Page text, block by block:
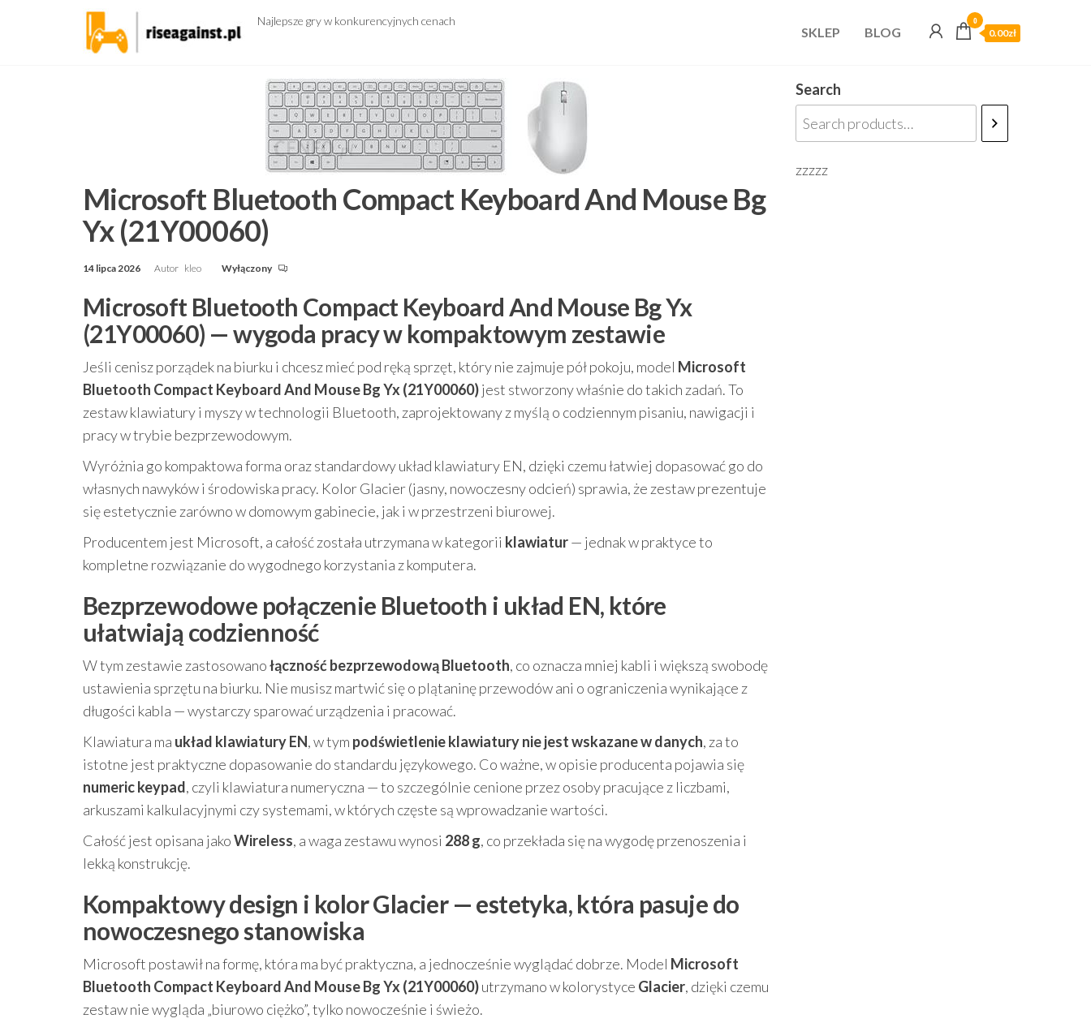
Najlepsze gry w konkurencyjnych cenach
SKLEP BLOG
0
0.00zł
Microsoft Bluetooth Compact Keyboard And Mouse Bg
Yx (21Y00060)
14 lipca 2026 Autor kleo Wyłączony
Microsoft Bluetooth Compact Keyboard And Mouse Bg Yx
(21Y00060) — wygoda pracy w kompaktowym zestawie
Jeśli cenisz porządek na biurku i chcesz mieć pod ręką sprzęt, który nie zajmuje pół pokoju, model Microsoft
Bluetooth Compact Keyboard And Mouse Bg Yx (21Y00060)jest stworzony właśnie do takich zadań. To
zestaw klawiatury i myszy w technologii Bluetooth, zaprojektowany z myślą o codziennym pisaniu, nawigacji i
pracy w trybie bezprzewodowym.
Wyróżnia go kompaktowa forma oraz standardowy układ klawiatury EN, dzięki czemu łatwiej dopasować go do
własnych nawyków i środowiska pracy. Kolor Glacier (jasny, nowoczesny odcień) sprawia, że zestaw prezentuje
się estetycznie zarówno w domowym gabinecie, jak i w przestrzeni biurowej.
Producentem jest Microsoft, a całość została utrzymana w kategorii klawiatur— jednak w praktyce to
kompletne rozwiązanie do wygodnego korzystania z komputera.
Bezprzewodowe połączenie Bluetooth i układ EN, które
ułatwiają codzienność
W tym zestawie zastosowanołączność bezprzewodową Bluetooth, co oznacza mniej kabli i większą swobodę
ustawienia sprzętu na biurku. Nie musisz martwić się o plątaninę przewodów ani o ograniczenia wynikające z
długości kabla — wystarczy sparować urządzenia i pracować.
Klawiatura ma układ klawiatury EN, w tym podświetlenie klawiatury nie jest wskazane w danych, za to
istotne jest praktyczne dopasowanie do standardu językowego. Co ważne, w opisie producenta pojawia się
numeric keypad, czyli klawiatura numeryczna — to szczególnie cenione przez osoby pracujące z liczbami,
arkuszami kalkulacyjnymi czy systemami, w których częste są wprowadzanie wartości.
Całość jest opisana jakoWireless, a waga zestawu wynosi 288 g, co przekłada się na wygodę przenoszenia i
lekką konstrukcję.
Kompaktowy design i kolor Glacier — estetyka, która pasuje do
nowoczesnego stanowiska
Microsoft postawił na formę, która ma być praktyczna, a jednocześnie wyglądać dobrze. Model Microsoft
Bluetooth Compact Keyboard And Mouse Bg Yx (21Y00060)utrzymano w kolorystyce Glacier, dzięki czemu
zestaw nie wygląda „biurowo ciężko”, tylko nowocześnie i świeżo.
Search
zzzzz